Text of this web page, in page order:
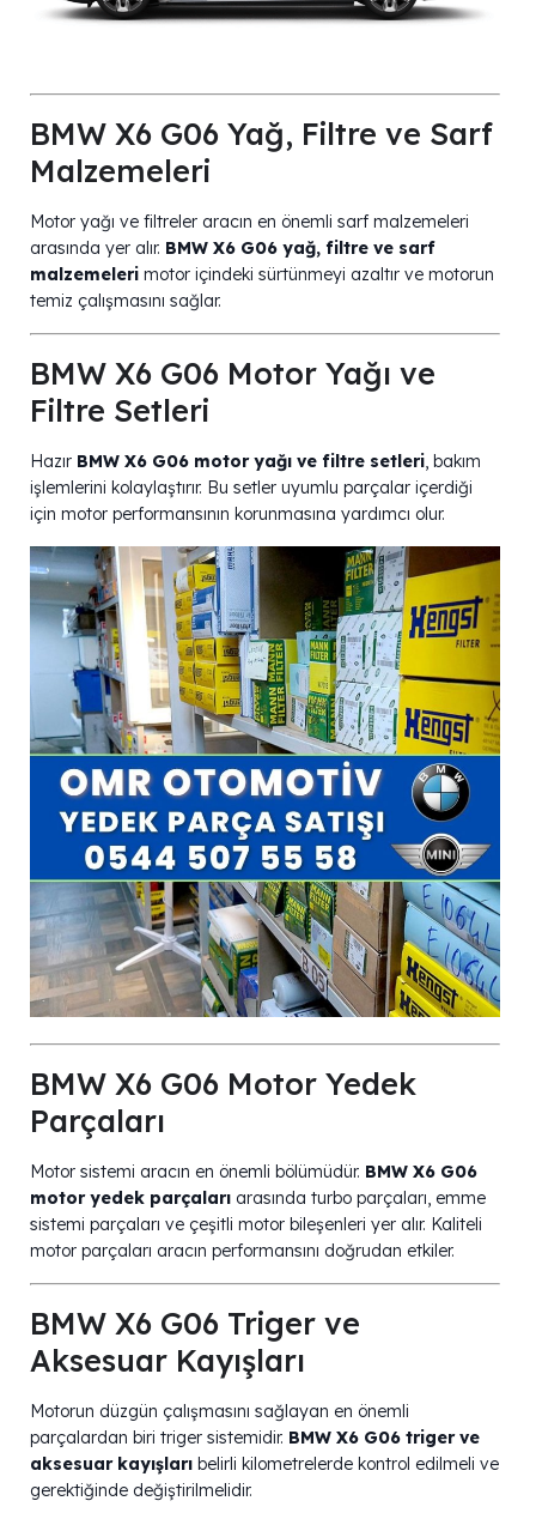
BMW X6 G06 Yağ, Filtre ve Sarf
Malzemeleri
Motor yağı ve filtreler aracın en önemli sarf malzemeleri
arasında yer alır. BMW X6 G06 yağ, filtre ve sarf
malzemeleri motor içindeki sürtünmeyi azaltır ve motorun
temiz çalışmasını sağlar.
BMW X6 G06 Motor Yağı ve
Filtre Setleri
Hazır BMW X6 G06 motor yağı ve filtre setleri, bakım
işlemlerini kolaylaştırır. Bu setler uyumlu parçalar içerdiği
için motor performansının korunmasına yardımcı olur.
BMW X6 G06 Motor Yedek
Parçaları
Motor sistemi aracın en önemli bölümüdür. BMW X6 G06
motor yedek parçaları arasında turbo parçaları, emme
sistemi parçaları ve çeşitli motor bileşenleri yer alır. Kaliteli
motor parçaları aracın performansını doğrudan etkiler.
BMW X6 G06 Triger ve
Aksesuar Kayışları
Motorun düzgün çalışmasını sağlayan en önemli
parçalardan biri triger sistemidir. BMW X6 G06 triger ve
aksesuar kayışları belirli kilometrelerde kontrol edilmeli ve
gerektiğinde değiştirilmelidir.